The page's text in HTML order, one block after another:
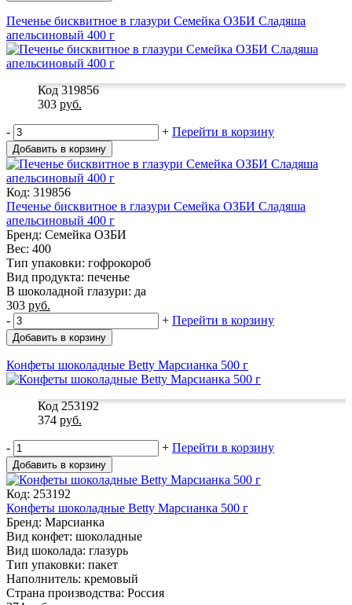
Печенье бисквитное в глазури Семейка ОЗБИ Сладяша
апельсиновый 400 г
Код 319856
303 руб.
- + Перейти в корзину
Добавить в корзину
Код: 319856
Печенье бисквитное в глазури Семейка ОЗБИ Сладяша
апельсиновый 400 г
Бренд: Семейка ОЗБИ
Вес: 400
Тип упаковки: гофрокороб
Вид продукта: печенье
В шоколадной глазури: да
303 руб.
-
+ Перейти в корзину
Добавить в корзину
Конфеты шоколадные Betty Марсианка 500 г
Код 253192
374 руб.
- + Перейти в корзину
Добавить в корзину
Код: 253192
Конфеты шоколадные Betty Марсианка 500 г
Бренд: Марсианка
Вид конфет: шоколадные
Вид шоколада: глазурь
Тип упаковки: пакет
Наполнитель: кремовый
Страна производства: Россия